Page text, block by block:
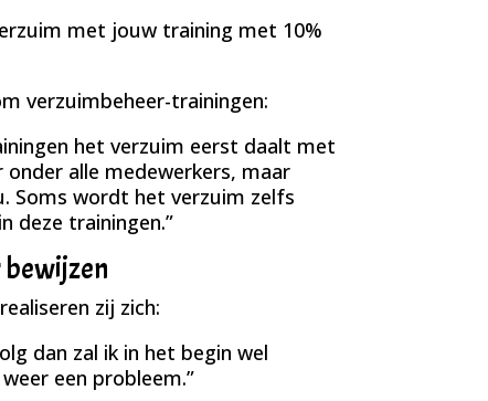
met jouw training met 10%
verzuimbeheer-trainingen:
het verzuim eerst daalt met
alle medewerkers, maar
Soms wordt het verzuim zelfs
deze trainingen.”
zij zich:
dan zal ik in het begin wel
een probleem.”